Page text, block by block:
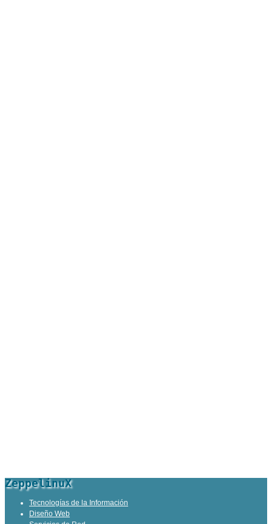
ZeppelinuX
Tecnologías de la Información
Diseño Web